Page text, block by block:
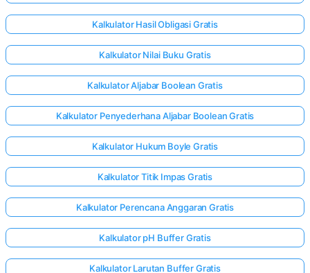
Kalkulator Hasil Obligasi Gratis
Kalkulator Nilai Buku Gratis
Kalkulator Aljabar Boolean Gratis
Kalkulator Penyederhana Aljabar Boolean Gratis
Kalkulator Hukum Boyle Gratis
Kalkulator Titik Impas Gratis
Kalkulator Perencana Anggaran Gratis
Kalkulator pH Buffer Gratis
Kalkulator Larutan Buffer Gratis